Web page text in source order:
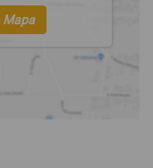
Mapa